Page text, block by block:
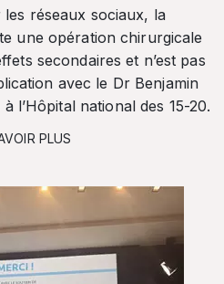
réseaux sociaux, la
une opération chirurgicale
secondaires et n’est pas
avec le Dr Benjamin
l’Hôpital national des 15-20.
PLUS